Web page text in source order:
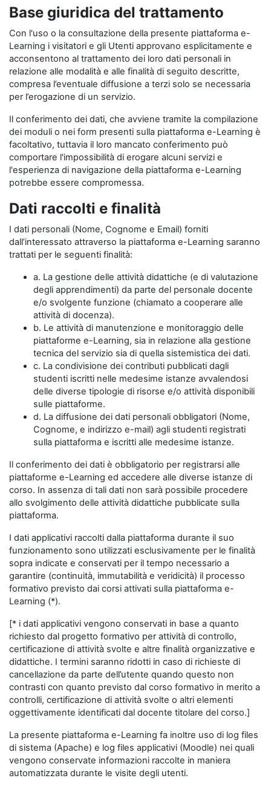
Base giuridica del trattamento
Con l'uso o la consultazione della presente piattaforma e-
Learning i visitatori e gli Utenti approvano esplicitamente e
acconsentono al trattamento dei loro dati personali in
relazione alle modalità e alle finalità di seguito descritte,
compresa l’eventuale diffusione a terzi solo se necessaria
per l’erogazione di un servizio.
Il conferimento dei dati, che avviene tramite la compilazione
dei moduli o nei form presenti sulla piattaforma e-Learning è
facoltativo, tuttavia il loro mancato conferimento può
comportare l'impossibilità di erogare alcuni servizi e
l'esperienza di navigazione della piattaforma e-Learning
potrebbe essere compromessa.
Dati raccolti e finalità
I dati personali (Nome, Cognome e Email) forniti
dall’interessato attraverso la piattaforma e-Learning saranno
trattati per le seguenti finalità:
a. La gestione delle attività didattiche (e di valutazione
degli apprendimenti) da parte del personale docente
e/o svolgente funzione (chiamato a cooperare alle
attività di docenza).
b. Le attività di manutenzione e monitoraggio delle
piattaforme e-Learning, sia in relazione alla gestione
tecnica del servizio sia di quella sistemistica dei dati.
c. La condivisione dei contributi pubblicati dagli
studenti iscritti nelle medesime istanze avvalendosi
delle diverse tipologie di risorse e/o attività disponibili
sulle piattaforme.
d. La diffusione dei dati personali obbligatori (Nome,
Cognome, e indirizzo e-mail) agli studenti registrati
sulla piattaforma e iscritti alle medesime istanze.
Il conferimento dei dati è obbligatorio per registrarsi alle
piattaforme e-Learning ed accedere alle diverse istanze di
corso. In assenza di tali dati non sarà possibile procedere
allo svolgimento delle attività didattiche pubblicate sulla
piattaforma.
I dati applicativi raccolti dalla piattaforma durante il suo
funzionamento sono utilizzati esclusivamente per le finalità
sopra indicate e conservati per il tempo necessario a
garantire (continuità, immutabilità e veridicità) il processo
formativo previsto dai corsi attivati sulla piattaforma e-
Learning (*).
[* i dati applicativi vengono conservati in base a quanto
richiesto dal progetto formativo per attività di controllo,
certificazione di attività svolte e altre finalità organizzative e
didattiche. I termini saranno ridotti in caso di richieste di
cancellazione da parte dell’utente quando questo non
contrasti con quanto previsto dal corso formativo in merito a
controlli, certificazione di attività svolte o altri elementi
oggettivamente identificati dal docente titolare del corso.]
La presente piattaforma e-Learning fa inoltre uso di log files
di sistema (Apache) e log files applicativi (Moodle) nei quali
vengono conservate informazioni raccolte in maniera
automatizzata durante le visite degli utenti.